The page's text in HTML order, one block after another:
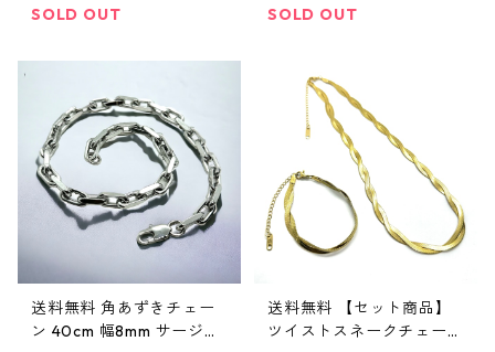
ドネックレス ゴールドチ
レス ステンレスチェーン
トリート
SOLD OUT
テンレス 316L 金属アレル
ンレスブレス ヒップホッ
プ HIPHOP ストリート
SOLD OUT
送料無料 角あずきチェー
ン 40cm 幅8mm サージカ
送料無料 【セット商品】
ツイストスネークチェーン